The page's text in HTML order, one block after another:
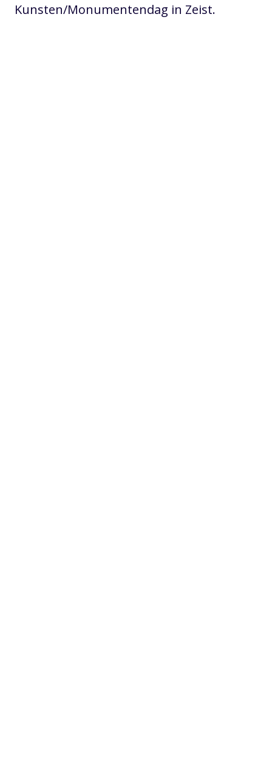
Kunsten/Monumentendag in Zeist.